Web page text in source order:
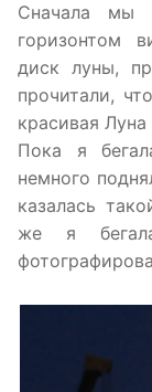
Сначала мы
горизонтом
диск луны,
прочитали,
красивая
Пока я
немного
казалась
же я